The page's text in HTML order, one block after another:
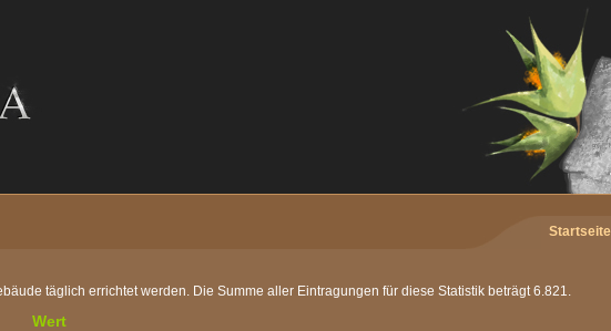
Startseite
täglich errichtet werden. Die Summe aller Eintragungen für diese Statistik beträgt 6.821.
Wert